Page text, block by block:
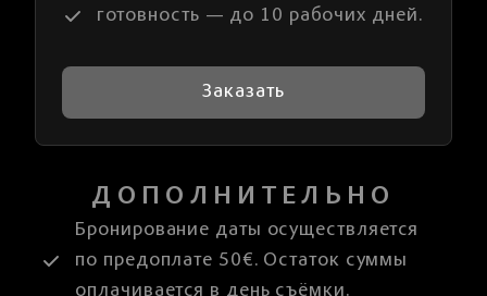
готовность — до 10 рабочих дней.
Заказать
ДОПОЛНИТЕЛЬНО
Бронирование даты осуществляется
по предоплате 50€. Остаток суммы
оплачивается в день съёмки.